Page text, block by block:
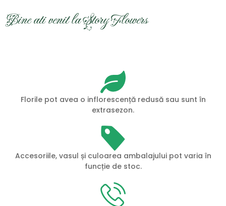
Bine ati venit la Story Flowers
Florile pot avea o inflorescență redusă sau sunt în
extrasezon.
Accesoriile, vasul și culoarea ambalajului pot varia în
funcție de stoc.